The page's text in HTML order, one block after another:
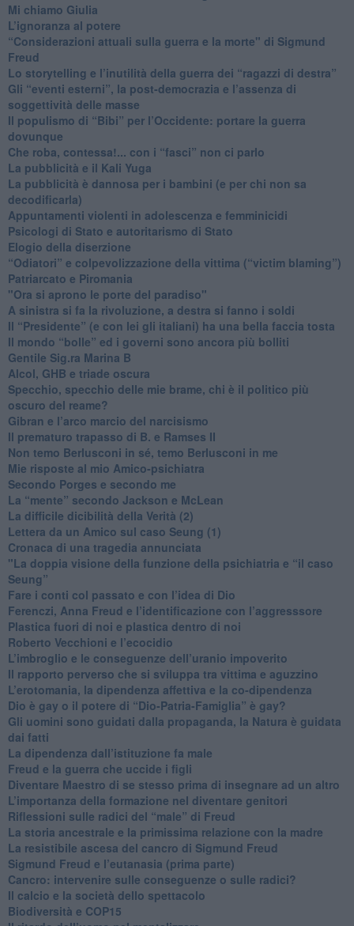
Mi chiamo Giulia
L’ignoranza al potere
​“Considerazioni attuali sulla guerra e la morte" di Sigmund
Freud
​Lo storytelling e l’inutilità della guerra dei “ragazzi di destra”
​Gli “eventi esterni”, la post-democrazia e l’assenza di
soggettività delle masse
​Il populismo di “Bibi” per l’Occidente: portare la guerra
dovunque
​Che roba, contessa!... con i “fasci” non ci parlo
La pubblicità e il Kali Yuga
​La pubblicità è dannosa per i bambini (e per chi non sa
decodificarla)
​Appuntamenti violenti in adolescenza e femminicidi
​Psicologi di Stato e autoritarismo di Stato
Elogio della diserzione
“Odiatori” e colpevolizzazione della vittima (“victim blaming”)
​Patriarcato e Piromania
"Ora si aprono le porte del paradiso"
​A sinistra si fa la rivoluzione, a destra si fanno i soldi
​Il “Presidente” (e con lei gli italiani) ha una bella faccia tosta
​Il mondo “bolle” ed i governi sono ancora più bolliti
​Gentile Sig.ra Marina B
​Alcol, GHB e triade oscura
​Specchio, specchio delle mie brame, chi è il politico più
oscuro del reame?
​Gibran e l’arco marcio del narcisismo
​Il prematuro trapasso di B. e Ramses II
​Non temo Berlusconi in sé, temo Berlusconi in me
​Mie risposte al mio Amico-psichiatra
​Secondo Porges e secondo me
​La “mente” secondo Jackson e McLean
La difficile dicibilità della Verità (2)
​Lettera da un Amico sul caso Seung (1)
​Cronaca di una tragedia annunciata
"​La doppia visione della funzione della psichiatria e “il caso
Seung”
​Fare i conti col passato e con l’idea di Dio
​Ferenczi, Anna Freud e l’identificazione con l’aggresssore
Plastica fuori di noi e plastica dentro di noi
​Roberto Vecchioni e l’ecocidio
​L’imbroglio e le conseguenze dell’uranio impoverito
​Il rapporto perverso che si sviluppa tra vittima e aguzzino
L’erotomania, la dipendenza affettiva e la co-dipendenza
​Dio è gay o il potere di “Dio-Patria-Famiglia” è gay?
​Gli uomini sono guidati dalla propaganda, la Natura è guidata
dai fatti
La dipendenza dall’istituzione fa male
​Freud e la guerra che uccide i figli
​Diventare Maestro di se stesso prima di insegnare ad un altro
L’importanza della formazione nel diventare genitori
Riflessioni sulle radici del “male” di Freud
​La storia ancestrale e la primissima relazione con la madre
​La resistibile ascesa del cancro di Sigmund Freud
Sigmund Freud e l’eutanasia (prima parte)
Cancro: intervenire sulle conseguenze o sulle radici?
​Il calcio e la società dello spettacolo
Biodiversità e COP15